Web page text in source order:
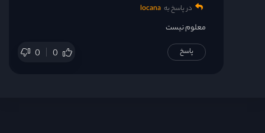
در پاسخ به locana
معلوم نیست
0 0 پاسخ